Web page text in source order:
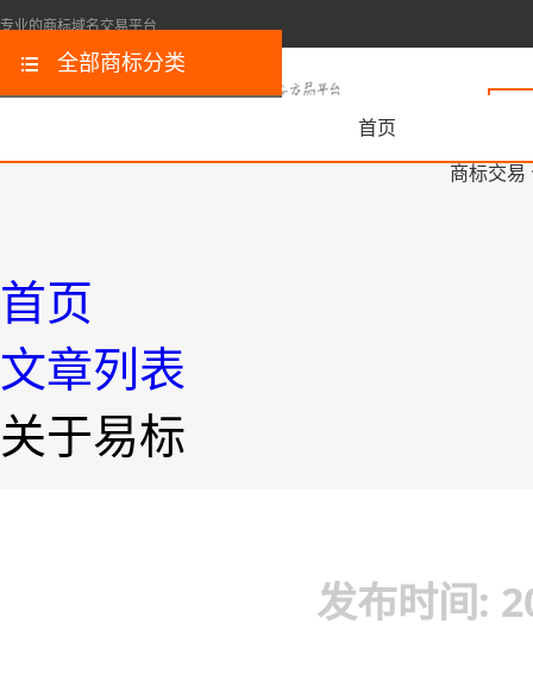
专业的商标域名交易平台
首页
商标交易
全部商标分类
首页
文章列表
关于易标
发布时间: